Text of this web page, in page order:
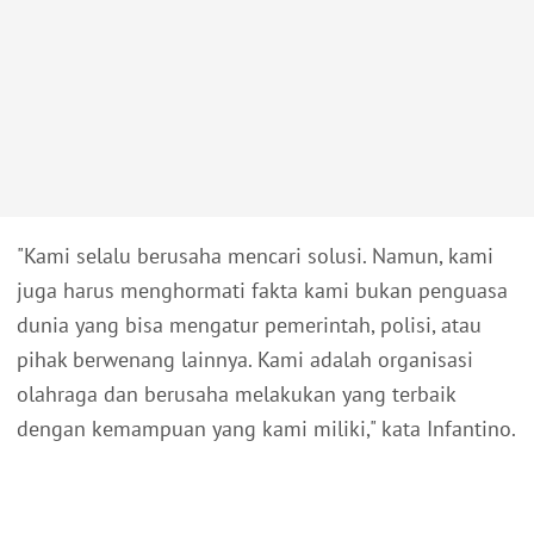
"Kami selalu berusaha mencari solusi. Namun, kami
juga harus menghormati fakta kami bukan penguasa
dunia yang bisa mengatur pemerintah, polisi, atau
pihak berwenang lainnya. Kami adalah organisasi
olahraga dan berusaha melakukan yang terbaik
dengan kemampuan yang kami miliki," kata Infantino.